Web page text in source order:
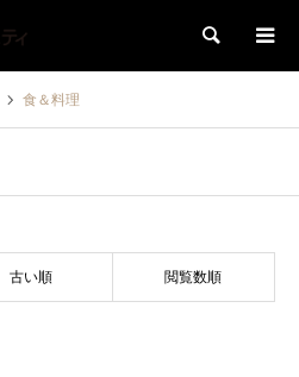
検索
食＆料理
古い順 閲覧数順